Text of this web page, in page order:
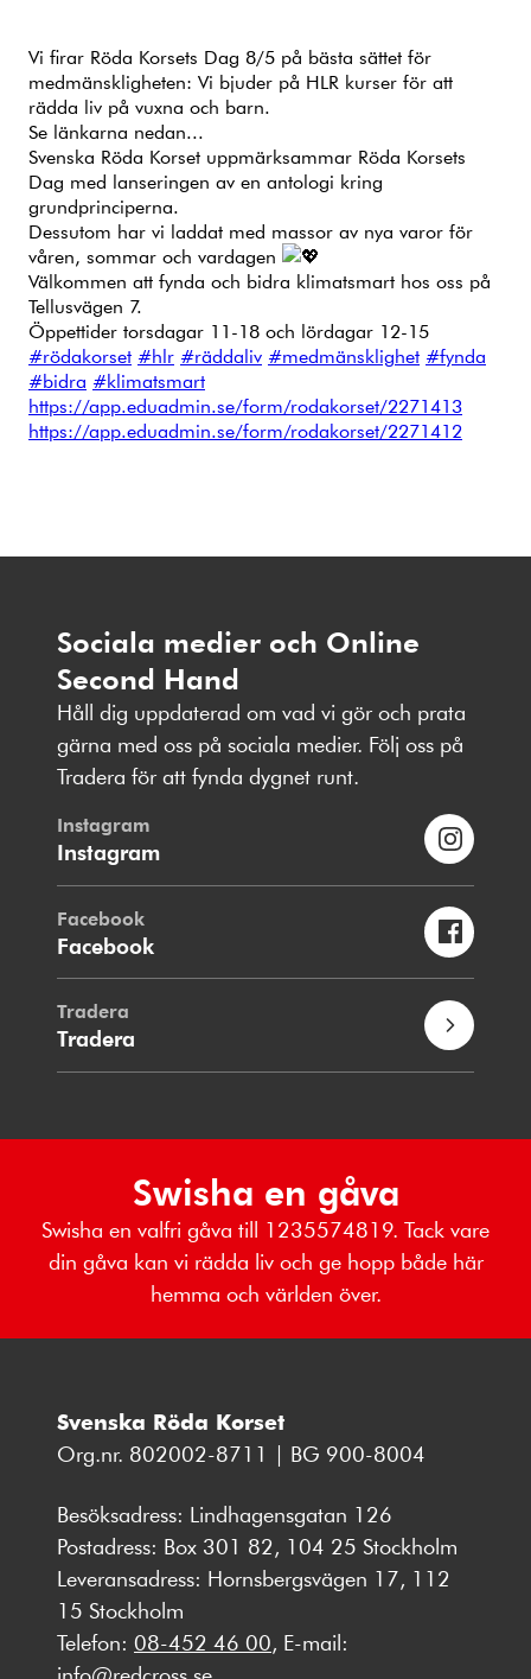
Vi firar Röda Korsets Dag 8/5 på bästa sättet för
medmänskligheten: Vi bjuder på HLR kurser för att
rädda liv på vuxna och barn.
Se länkarna nedan...
Svenska Röda Korset uppmärksammar Röda Korsets
Dag med lanseringen av en antologi kring
grundprinciperna.
Dessutom har vi laddat med massor av nya varor för
våren, sommar och vardagen
Välkommen att fynda och bidra klimatsmart hos oss på
Tellusvägen 7.
Öppettider torsdagar 11-18 och lördagar 12-15
#rödakorset #hlr #räddaliv #medmänsklighet #fynda
#bidra #klimatsmart
https://app.eduadmin.se/form/rodakorset/2271413
https://app.eduadmin.se/form/rodakorset/2271412
Sociala medier och Online
Second Hand
Håll dig uppdaterad om vad vi gör och prata
gärna med oss på sociala medier. Följ oss på
Tradera för att fynda dygnet runt.
Instagram
Instagram
Facebook
Facebook
Tradera
Tradera
Swisha en gåva
Swisha en valfri gåva till 1235574819. Tack vare
din gåva kan vi rädda liv och ge hopp både här
hemma och världen över.
Svenska Röda Korset
Org.nr. 802002-8711 | BG 900-8004
Besöksadress: Lindhagensgatan 126
Postadress: Box 301 82, 104 25 Stockholm
Leveransadress: Hornsbergsvägen 17, 112
15 Stockholm
Telefon: 08-452 46 00, E-mail: